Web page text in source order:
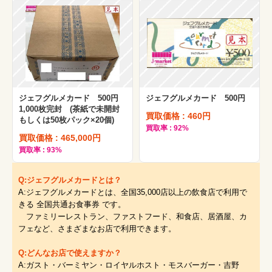
ジェフグルメカード 500円
1,000枚完封 (茶紙で未開封
もしくは50枚パック×20個)
買取価格 : 465,000円
買取率 : 93%
ジェフグルメカード 500円
買取価格 : 460円
買取率 : 92%
Q:ジェフグルメカードとは？
A:ジェフグルメカードとは、全国35,000店以上の飲食店で利用で
きる 全国共通お食事券 です。
ファミリーレストラン、ファストフード、和食店、居酒屋、カ
フェなど、さまざまなお店で利用できます。
Q:どんなお店で使えますか？
A:ガスト・バーミヤン・ロイヤルホスト・モスバーガー・吉野